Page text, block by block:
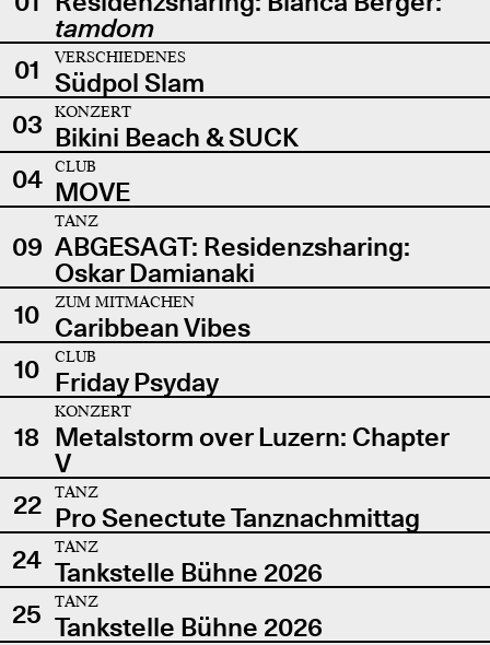
tamdom
01
VERSCHIEDENES
Südpol Slam
03
KONZERT
Bikini Beach & SUCK
04
CLUB
MOVE
09
TANZ
ABGESAGT: Residenzsharing:
Oskar Damianaki
10
ZUM MITMACHEN
Caribbean Vibes
10
CLUB
Friday Psyday
18
KONZERT
Metalstorm over Luzern: Chapter
V
22
TANZ
Pro Senectute Tanznachmittag
24
TANZ
Tankstelle Bühne 2026
25
TANZ
Tankstelle Bühne 2026